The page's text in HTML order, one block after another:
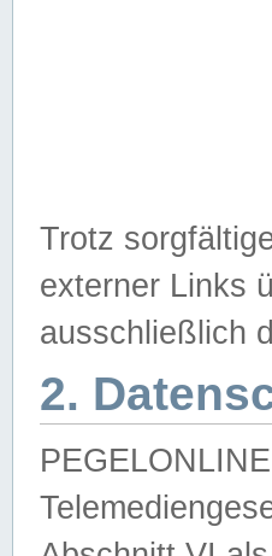
Trotz
externer Links
ausschließlich
2.